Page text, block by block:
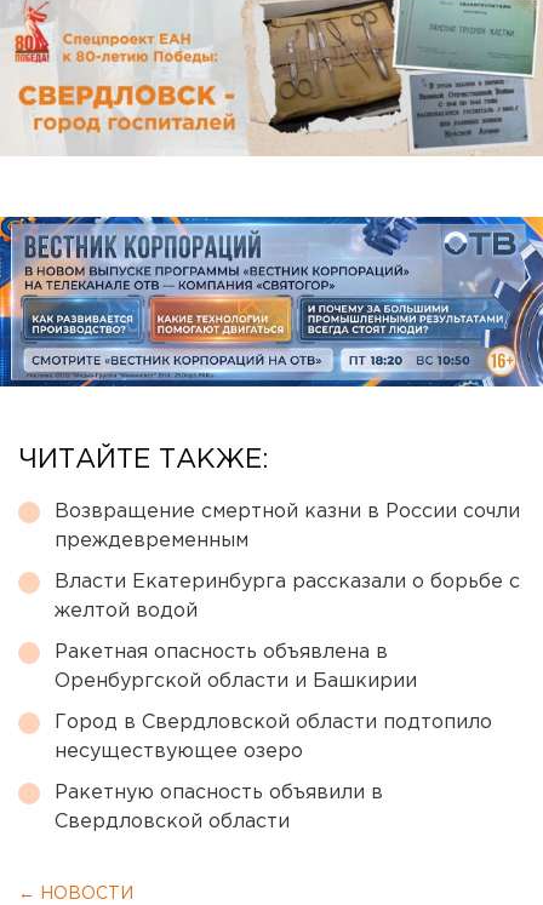
ЧИТАЙТЕ ТАКЖЕ:
Возвращение смертной казни в России сочли
преждевременным
Власти Екатеринбурга рассказали о борьбе с
желтой водой
Ракетная опасность объявлена в
Оренбургской области и Башкирии
Город в Свердловской области подтопило
несуществующее озеро
Ракетную опасность объявили в
Свердловской области
← НОВОСТИ